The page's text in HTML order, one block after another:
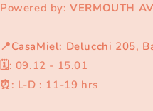
Powered by:VERMOUTH
📍CasaMiel: Delucchi 205,
🗓️: 09.12 - 15.01
⏰: L-D : 11-19 hrs